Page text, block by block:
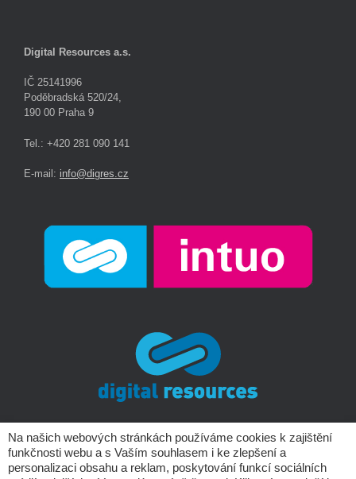
Digital Resources a.s.
IČ 25141996
Poděbradská 520/24,
190 00 Praha 9
Tel.: +420 281 090 141
E-mail: info@digres.cz
Copyright © Digital Resources a.s.
Na našich webových stránkách používáme cookies k zajištění
funkčnosti webu a s Vaším souhlasem i ke zlepšení a
personalizaci obsahu a reklam, poskytování funkcí sociálních